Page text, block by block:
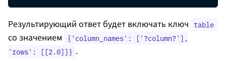
Результирующий ответ будет включать ключ table
со значением {'column_names': ['?column?'],
'rows': [[2.0]]} .